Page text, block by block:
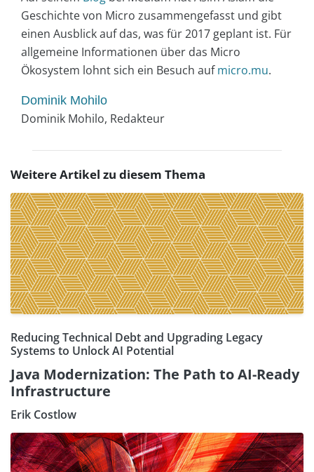
Geschichte von Micro zusammengefasst und gibt
einen Ausblick auf das, was für 2017 geplant ist. Für
allgemeine Informationen über das Micro
Ökosystem lohnt sich ein Besuch aufmicro.mu.
Dominik Mohilo
Dominik Mohilo, Redakteur
Weitere Artikel zu diesem Thema
Reducing Technical Debt and Upgrading Legacy
Systems to Unlock AI Potential
Java Modernization: The Path to AI-Ready
Infrastructure
Erik Costlow